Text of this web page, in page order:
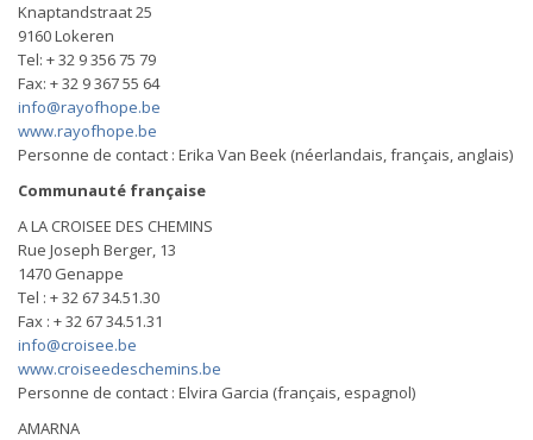
Knaptandstraat 25
9160 Lokeren
Tel: + 32 9 356 75 79
Fax: + 32 9 367 55 64
info@rayofhope.be
www.rayofhope.be
Personne de contact : Erika Van Beek (néerlandais, français, anglais)
Communauté française
A LA CROISEE DES CHEMINS
Rue Joseph Berger, 13
1470 Genappe
Tel : + 32 67 34.51.30
Fax : + 32 67 34.51.31
info@croisee.be
www.croiseedeschemins.be
Personne de contact : Elvira Garcia (français, espagnol)
AMARNA